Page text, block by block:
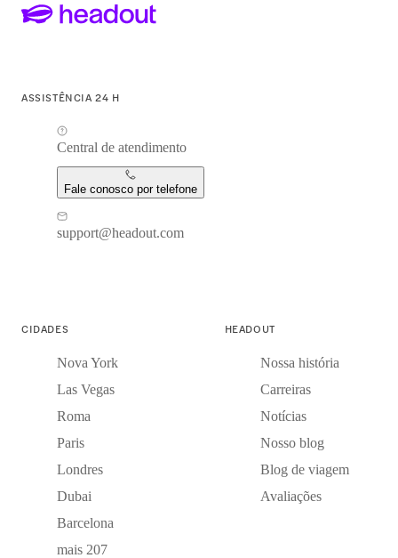
ASSISTÊNCIA 24 H
Central de atendimento
Fale conosco por telefone
support@headout.com
CIDADES
Nova York
Las Vegas
Roma
Paris
Londres
Dubai
Barcelona
mais 207
HEADOUT
Nossa história
Carreiras
Notícias
Nosso blog
Blog de viagem
Avaliações